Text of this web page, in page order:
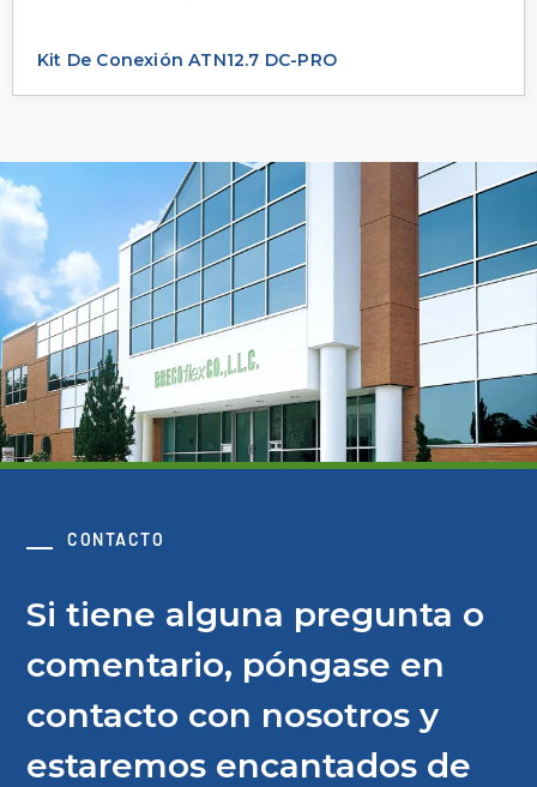
Kit De Conexión ATN12.7 DC-PRO
CONTACTO
Si tiene alguna pregunta o
comentario, póngase en
contacto con nosotros y
estaremos encantados de